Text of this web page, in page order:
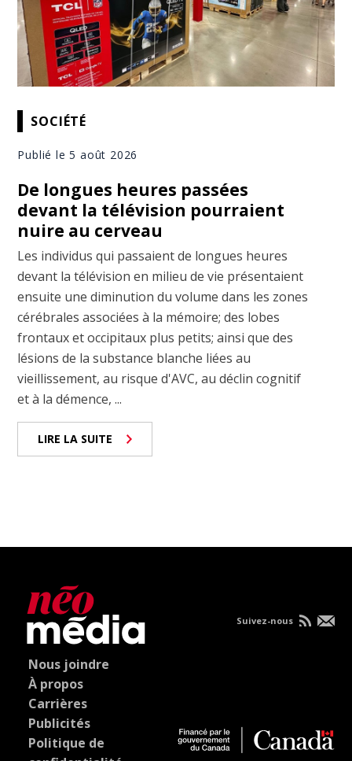
SOCIÉTÉ
Publié le 5 août 2026
De longues heures passées
devant la télévision pourraient
nuire au cerveau
Les individus qui passaient de longues heures
devant la télévision en milieu de vie présentaient
ensuite une diminution du volume dans les zones
cérébrales associées à la mémoire; des lobes
frontaux et occipitaux plus petits; ainsi que des
lésions de la substance blanche liées au
vieillissement, au risque d'AVC, au déclin cognitif
et à la démence, ...
LIRE LA SUITE
Nous joindre
À propos
Carrières
Publicités
Politique de
Suivez-nous